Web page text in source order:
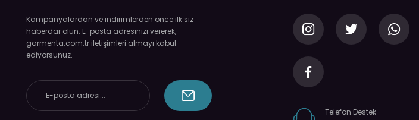
Kampanyalardan ve indirimlerden önce ilk siz
haberdar olun. E-posta adresinizi vererek,
garmenta.com.tr iletişimleri almayı kabul
ediyorsunuz.
Telefon Destek